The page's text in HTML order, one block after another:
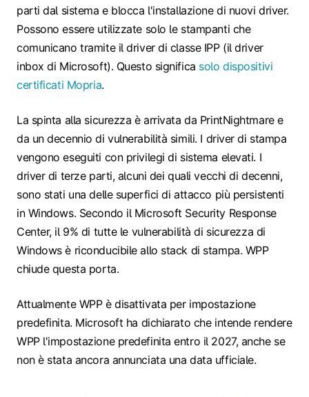
parti dal sistema e blocca l'installazione di nuovi driver.
Possono essere utilizzate solo le stampanti che
comunicano tramite il driver di classe IPP (il driver
inbox di Microsoft). Questo significa solo dispositivi
certificati Mopria.
La spinta alla sicurezza è arrivata da PrintNightmare e
da un decennio di vulnerabilità simili. I driver di stampa
vengono eseguiti con privilegi di sistema elevati. I
driver di terze parti, alcuni dei quali vecchi di decenni,
sono stati una delle superfici di attacco più persistenti
in Windows. Secondo il Microsoft Security Response
Center, il 9% di tutte le vulnerabilità di sicurezza di
Windows è riconducibile allo stack di stampa. WPP
chiude questa porta.
Attualmente WPP è disattivata per impostazione
predefinita. Microsoft ha dichiarato che intende rendere
WPP l'impostazione predefinita entro il 2027, anche se
non è stata ancora annunciata una data ufficiale.